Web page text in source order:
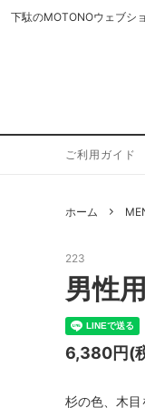
下駄のMOTONOウェブシ
カラー下
ご利用ガイド
ホーム
223
男性
6,380円(
杉の色、木目